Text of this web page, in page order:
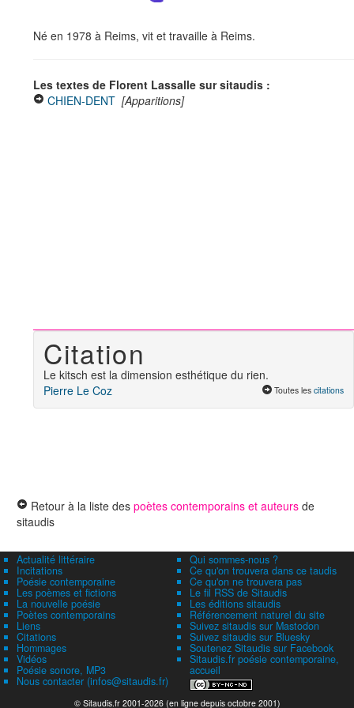
Né en 1978 à Reims, vit et travaille à Reims.
Les textes de Florent Lassalle sur sitaudis :
CHIEN-DENT [Apparitions]
Citation
Le kitsch est la dimension esthétique du rien.
Pierre Le Coz
Toutes les citations
Retour à la liste des poètes contemporains et auteurs de
sitaudis
Actualité littéraire
Incitations
Poésie contemporaine
Les poèmes et fictions
La nouvelle poésie
Poètes contemporains
Liens
Citations
Hommages
Vidéos
Poésie sonore, MP3
Nous contacter (infos@sitaudis.fr)
Qui sommes-nous ?
Ce qu'on trouvera dans ce taudis
Ce qu'on ne trouvera pas
Le fil RSS de Sitaudis
Les éditions sitaudis
Référencement naturel du site
Suivez sitaudis sur Mastodon
Suivez sitaudis sur Bluesky
Soutenez Sitaudis sur Facebook
Sitaudis.fr poésie contemporaine,
accueil
© Sitaudis.fr 2001-2026 (en ligne depuis octobre 2001)